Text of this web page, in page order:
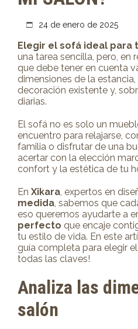
24 de enero de 2025
Elegir el sofá ideal para
una tarea sencilla, pero, en
que debe tener en cuenta
dimensiones de la
decoración existente y,
diarias.
El sofá no es solo un
encuentro para relajarse,
familia o disfrutar de una
acertar con la elección
confort y la estética de tu
En Xikara, expertos en
medida, sabemos que
eso queremos ayudarte a
perfecto que encaje
tu estilo de vida. En este
guía completa para elegir
todas las claves!
Analiza las
salón